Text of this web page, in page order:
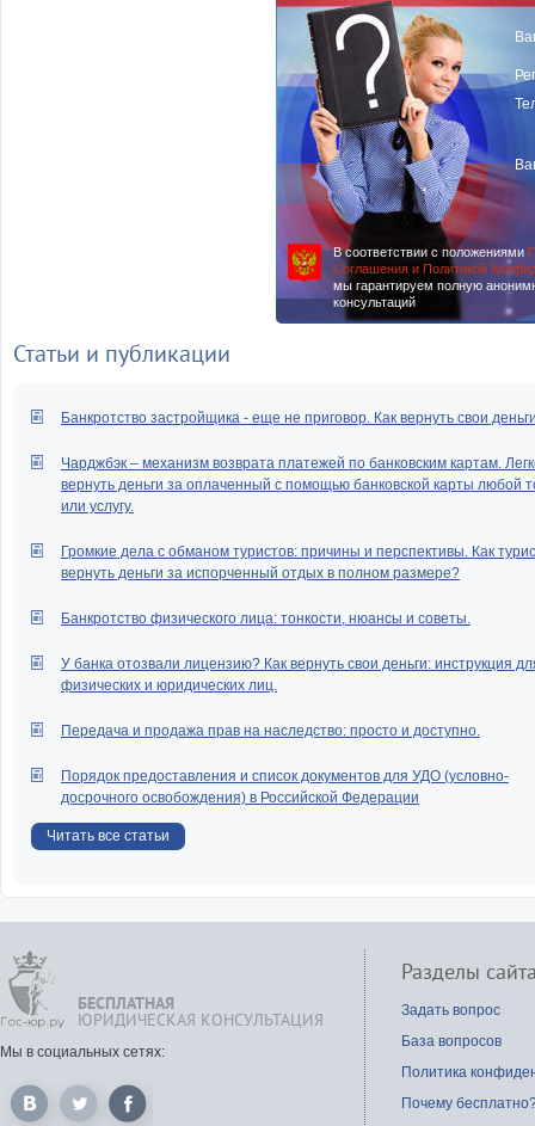
В соответствии с положениями
Соглашения и Политикой
мы гарантируем полную
консультаций
Статьи и публикации
Банкротство застройщика - еще не приговор. Как вернуть свои
Чарджбэк – механизм возврата платежей по банковским картам.
вернуть деньги за оплаченный с помощью банковской карты любой
или услугу.
Громкие дела с обманом туристов: причины и перспективы. Как
вернуть деньги за испорченный отдых в полном размере?
Банкротство физического лица: тонкости, нюансы и советы.
У банка отозвали лицензию? Как вернуть свои деньги: инструкция
физических и юридических лиц.
Передача и продажа прав на наследство: просто и доступно.
Порядок предоставления и список документов для УДО (условно-
досрочного освобождения) в Российской Федерации
Читать все статьи
БЕСПЛАТНАЯ
ЮРИДИЧЕСКАЯ КОНСУЛЬТАЦИЯ
Мы в социальных сетях:
Разделы
Задать вопрос
База вопросов
Политика
Почему